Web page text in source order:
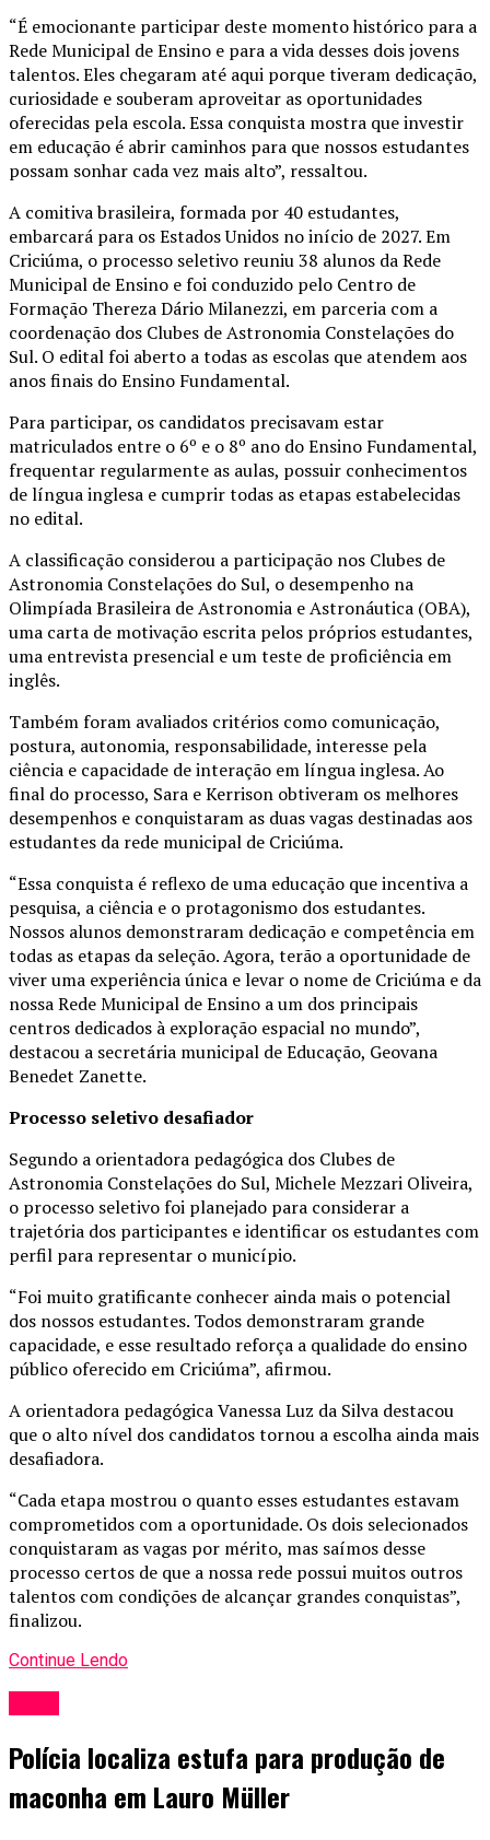
“É emocionante participar deste momento histórico para a
Rede Municipal de Ensino e para a vida desses dois jovens
talentos. Eles chegaram até aqui porque tiveram dedicação,
curiosidade e souberam aproveitar as oportunidades
oferecidas pela escola. Essa conquista mostra que investir
em educação é abrir caminhos para que nossos estudantes
possam sonhar cada vez mais alto”, ressaltou.
A comitiva brasileira, formada por 40 estudantes,
embarcará para os Estados Unidos no início de 2027. Em
Criciúma, o processo seletivo reuniu 38 alunos da Rede
Municipal de Ensino e foi conduzido pelo Centro de
Formação Thereza Dário Milanezzi, em parceria com a
coordenação dos Clubes de Astronomia Constelações do
Sul. O edital foi aberto a todas as escolas que atendem aos
anos finais do Ensino Fundamental.
Para participar, os candidatos precisavam estar
matriculados entre o 6º e o 8º ano do Ensino Fundamental,
frequentar regularmente as aulas, possuir conhecimentos
de língua inglesa e cumprir todas as etapas estabelecidas
no edital.
A classificação considerou a participação nos Clubes de
Astronomia Constelações do Sul, o desempenho na
Olimpíada Brasileira de Astronomia e Astronáutica (OBA),
uma carta de motivação escrita pelos próprios estudantes,
uma entrevista presencial e um teste de proficiência em
inglês.
Também foram avaliados critérios como comunicação,
postura, autonomia, responsabilidade, interesse pela
ciência e capacidade de interação em língua inglesa. Ao
final do processo, Sara e Kerrison obtiveram os melhores
desempenhos e conquistaram as duas vagas destinadas aos
estudantes da rede municipal de Criciúma.
“Essa conquista é reflexo de uma educação que incentiva a
pesquisa, a ciência e o protagonismo dos estudantes.
Nossos alunos demonstraram dedicação e competência em
todas as etapas da seleção. Agora, terão a oportunidade de
viver uma experiência única e levar o nome de Criciúma e da
nossa Rede Municipal de Ensino a um dos principais
centros dedicados à exploração espacial no mundo”,
destacou a secretária municipal de Educação, Geovana
Benedet Zanette.
Processo seletivo desafiador
Segundo a orientadora pedagógica dos Clubes de
Astronomia Constelações do Sul, Michele Mezzari Oliveira,
o processo seletivo foi planejado para considerar a
trajetória dos participantes e identificar os estudantes com
perfil para representar o município.
“Foi muito gratificante conhecer ainda mais o potencial
dos nossos estudantes. Todos demonstraram grande
capacidade, e esse resultado reforça a qualidade do ensino
público oferecido em Criciúma”, afirmou.
A orientadora pedagógica Vanessa Luz da Silva destacou
que o alto nível dos candidatos tornou a escolha ainda mais
desafiadora.
“Cada etapa mostrou o quanto esses estudantes estavam
comprometidos com a oportunidade. Os dois selecionados
conquistaram as vagas por mérito, mas saímos desse
processo certos de que a nossa rede possui muitos outros
talentos com condições de alcançar grandes conquistas”,
finalizou.
Continue Lendo
Polícia localiza estufa para produção de
maconha em Lauro Müller